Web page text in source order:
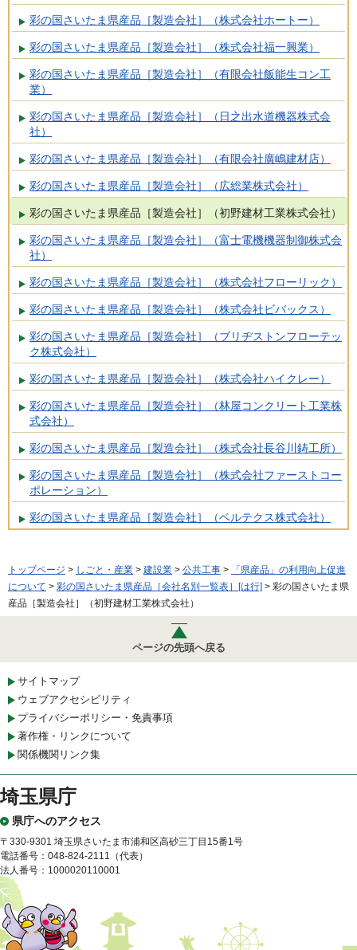
彩の国さいたま県産品［製造会社］（株式会社ホートー）
彩の国さいたま県産品［製造会社］（株式会社福一興業）
彩の国さいたま県産品［製造会社］（有限会社飯能生コン工
業）
彩の国さいたま県産品［製造会社］（日之出水道機器株式会
社）
彩の国さいたま県産品［製造会社］（有限会社廣嶋建材店）
彩の国さいたま県産品［製造会社］（広総業株式会社）
彩の国さいたま県産品［製造会社］（初野建材工業株式会社）
彩の国さいたま県産品［製造会社］（富士電機機器制御株式会
社）
彩の国さいたま県産品［製造会社］（株式会社フローリック）
彩の国さいたま県産品［製造会社］（株式会社ビバックス）
彩の国さいたま県産品［製造会社］（ブリヂストンフローテッ
ク株式会社）
彩の国さいたま県産品［製造会社］（株式会社ハイクレー）
彩の国さいたま県産品［製造会社］（林屋コンクリート工業株
式会社）
彩の国さいたま県産品［製造会社］（株式会社長谷川鋳工所）
彩の国さいたま県産品［製造会社］（株式会社ファーストコー
ポレーション）
彩の国さいたま県産品［製造会社］（ベルテクス株式会社）
トップページ > しごと・産業 > 建設業 > 公共工事 >
「県産品」の利用向上促進
について > 彩の国さいたま県産品［会社名別一覧表］[は行] > 彩の国さいたま県
産品［製造会社］（初野建材工業株式会社）
ページの先頭へ戻る
サイトマップ
ウェブアクセシビリティ
プライバシーポリシー・免責事項
著作権・リンクについて
関係機関リンク集
埼玉県庁
県庁へのアクセス
〒330-9301 埼玉県さいたま市浦和区高砂三丁目15番1号
電話番号：048-824-2111（代表）
法人番号：1000020110001